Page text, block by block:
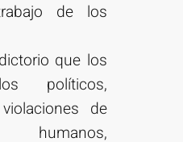
de los
que los
políticos,
de